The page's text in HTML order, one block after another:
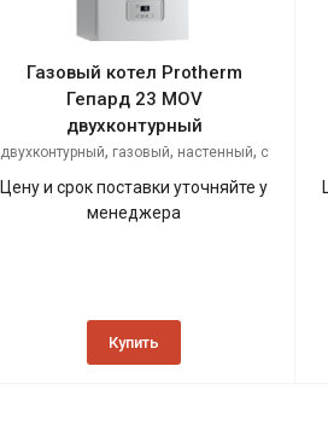
Газовый котел Protherm
Гепард 23 MOV
двухконтурный
двухконтурный, газовый, настенный, с
открытой камерой сгорания
Цену и срок поставки уточняйте у
менеджера
Купить